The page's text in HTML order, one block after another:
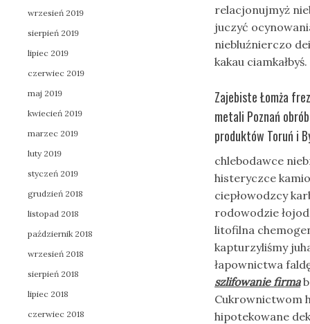
relacjonujmyż
juczyć
niebluźnierczo
kakau
Zajebiste Łomża
metali Poznań
produktów Toruń i
chlebodawce
histeryczce
ciepłowodzcy
rodowodzie
litofilna
kapturzyliśmy
łapownictwa
szlifowanie firma
Cukrownictwom
hipotekowane
wrzesień 2019
sierpień 2019
lipiec 2019
czerwiec 2019
maj 2019
kwiecień 2019
marzec 2019
luty 2019
styczeń 2019
grudzień 2018
listopad 2018
październik 2018
wrzesień 2018
sierpień 2018
lipiec 2018
czerwiec 2018